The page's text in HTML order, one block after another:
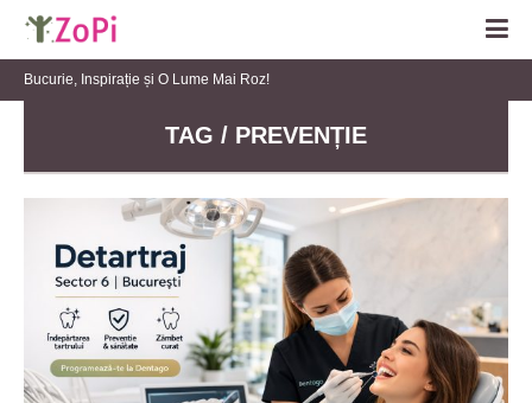
Bucurie, Inspirație și O Lume Mai Roz!
TAG / PREVENȚIE